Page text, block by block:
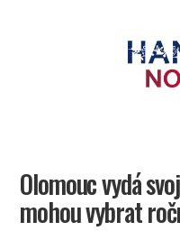
Olomouc vydá
mohou vybrat